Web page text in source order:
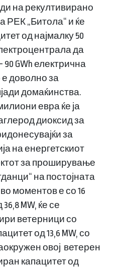
на рекултивирано
РЕК „Битола“ и ќе
од најмалку 50
да
GWh електрична
доволно за
домаќинства.
евра ќе ја
диоксид за
за
на енергетскиот
за проширување
на постојната
моментов е со 16
MW, ќе се
ветерници со
од 13,6 MW, со
овој ветерен
капацитет од